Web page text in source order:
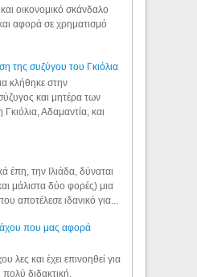
οικονομικό σκάνδαλο
αφορά σε χρηματισμό
της συζύγου του Γκιόλια
κλήθηκε στην
και μητέρα των
Αδαμαντία, και
έπη, την Ιλιάδα, δύναται
μάλιστα δύο φορές) μια
αποτέλεσε ιδανικό για...
που μας αφορά
λες και έχει επινοηθεί για
πολύ διδακτική.